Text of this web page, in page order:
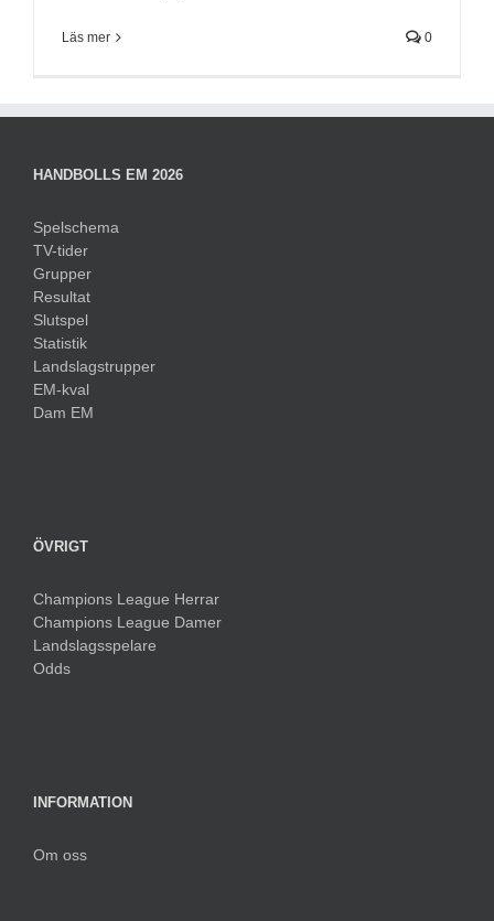
Läs mer 0
HANDBOLLS EM 2026
Spelschema
TV-tider
Grupper
Resultat
Slutspel
Statistik
Landslagstrupper
EM-kval
Dam EM
ÖVRIGT
Champions League Herrar
Champions League Damer
Landslagsspelare
Odds
INFORMATION
Om oss